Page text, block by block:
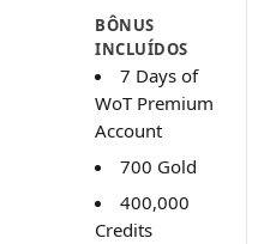
BÔNUS
INCLUÍDOS
7 Days of
WoT Premium
Account
700 Gold
400,000
Credits